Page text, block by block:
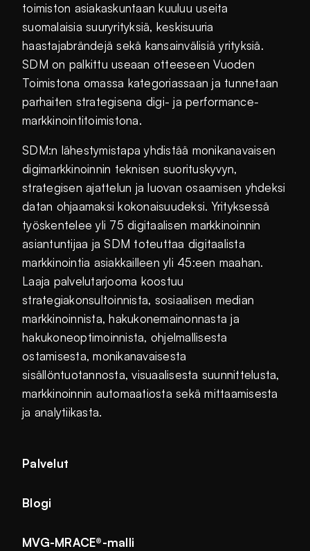
toimiston asiakaskuntaan kuuluu useita
suomalaisia suuryrityksiä, keskisuuria
haastajabrändejä sekä kansainvälisiä yrityksiä.
SDM on palkittu useaan otteeseen Vuoden
Toimistona omassa kategoriassaan ja tunnetaan
parhaiten strategisena digi- ja performance-
markkinointitoimistona.
SDM:n lähestymistapa yhdistää monikanavaisen
digimarkkinoinnin teknisen suorituskyvyn,
strategisen ajattelun ja luovan osaamisen yhdeksi
datan ohjaamaksi kokonaisuudeksi. Yrityksessä
työskentelee yli 75 digitaalisen markkinoinnin
asiantuntijaa ja SDM toteuttaa digitaalista
markkinointia asiakkailleen yli 45:een maahan.
Laaja palvelutarjooma koostuu
strategiakonsultoinnista, sosiaalisen median
markkinoinnista, hakukonemainonnasta ja
hakukoneoptimoinnista, ohjelmallisesta
ostamisesta, monikanavaisesta
sisällöntuotannosta, visuaalisesta suunnittelusta,
markkinoinnin automaatiosta sekä mittaamisesta
ja analytiikasta.
Palvelut
Blogi
MVG-MRACE®-malli